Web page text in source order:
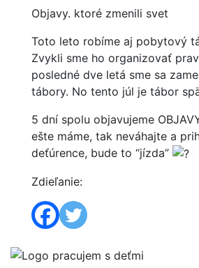
Objavy. ktoré zmenili svet
Toto leto robíme aj pobytový
Zvykli sme ho organizovať
posledné dve letá sme sa
tábory. No tento júl je tábor
5 dní spolu objavujeme
ešte máme, tak neváhajte a
deťúrence, bude to “jízda”
Zdieľanie: